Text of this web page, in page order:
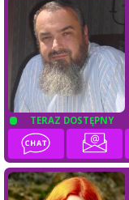
TERAZ DOSTĘPNY